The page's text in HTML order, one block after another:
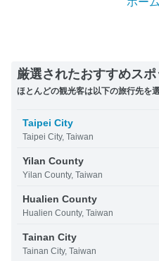
厳選されたおすすめスポ
ほとんどの観光客は以下の旅行先を
Taipei City
Taipei City, Taiwan
Yilan County
Yilan County, Taiwan
Hualien County
Hualien County, Taiwan
Tainan City
Tainan City, Taiwan